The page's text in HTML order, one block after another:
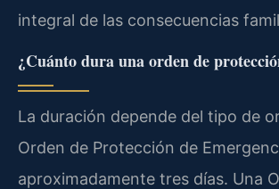
integral de las consecuencias
¿Cuánto dura una orden de
La duración depende del tipo de
Orden de Protección de
aproximadamente tres días. Una